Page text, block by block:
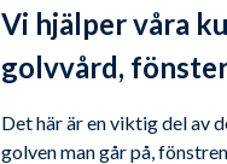
Vi hjälper våra
golvvård,
Det här är en viktig del av
golven man går på,